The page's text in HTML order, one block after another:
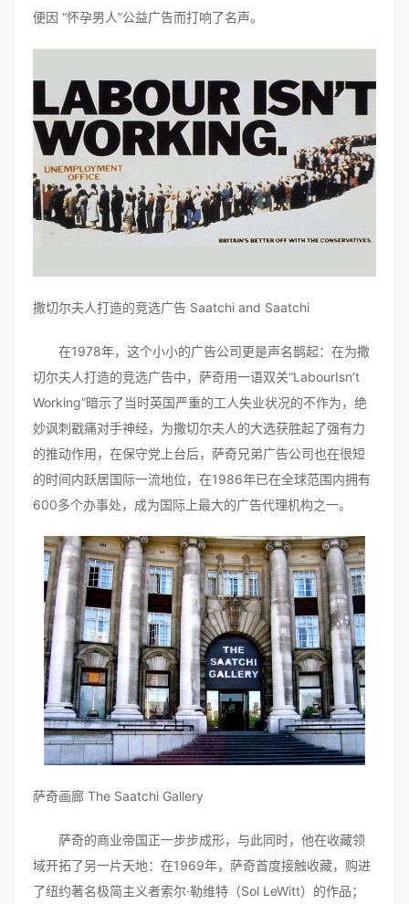
便因 “怀孕男人”公益广告而打响了名声。
撒切尔夫人打造的竞选广告 Saatchi and Saatchi
在1978年，这个小小的广告公司更是声名鹊起：在为撒
切尔夫人打造的竞选广告中，萨奇用一语双关“LabourIsn’t
Working”暗示了当时英国严重的工人失业状况的不作为，绝
妙讽刺戳痛对手神经，为撒切尔夫人的大选获胜起了强有力
的推动作用，在保守党上台后，萨奇兄弟广告公司也在很短
的时间内跃居国际一流地位，在1986年已在全球范围内拥有
600多个办事处，成为国际上最大的广告代理机构之一。
萨奇画廊 The Saatchi Gallery
萨奇的商业帝国正一步步成形，与此同时，他在收藏领
域开拓了另一片天地：在1969年，萨奇首度接触收藏，购进
了纽约著名极简主义者索尔·勒维特（Sol LeWitt）的作品；